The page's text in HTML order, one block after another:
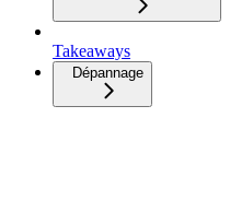
Takeaways
Dépannage